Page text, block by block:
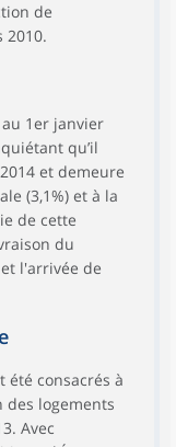
de
2010.
au 1er janvier
qu’il
et demeure
(3,1%) et à la
de cette
du
l'arrivée de
été consacrés à
logements
Avec